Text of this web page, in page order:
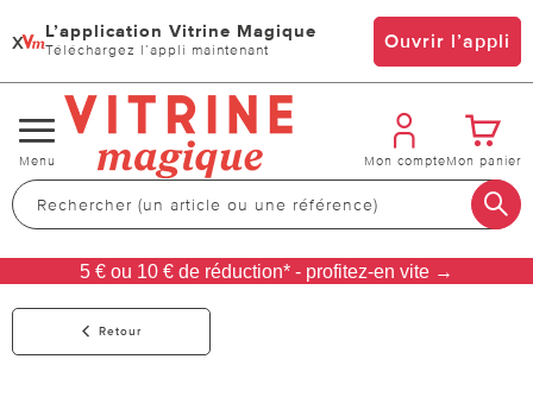
x L’application Vitrine Magique
Téléchargez l’appli maintenant Ouvrir l’appli
Changer
de
navigation
Menu Mon compteMon panier
5 € ou 10 € de réduction* - profitez-en vite →
Retour